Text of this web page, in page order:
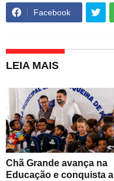
Facebook
LEIA MAIS
Chã Grande avança na
Educação e conquista a